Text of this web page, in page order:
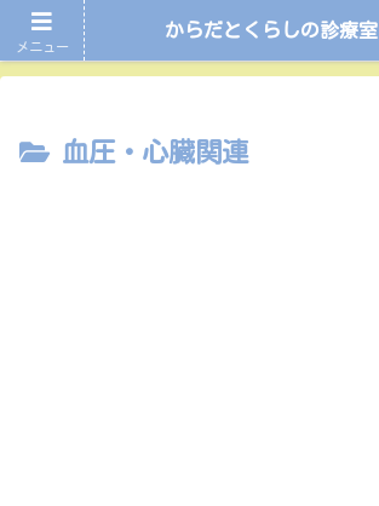
ホーム 血圧・心臓関連
血圧・心臓関連
メニュー
からだとくらしの診療室